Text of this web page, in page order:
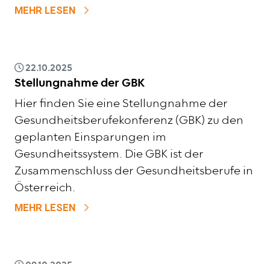
MEHR LESEN ZU VERNETZUNGSTREFFEN UND
22.10.2025
Stellungnahme der GBK
Hier finden Sie eine Stellungnahme der
Gesundheitsberufekonferenz (GBK) zu den
geplanten Einsparungen im
Gesundheitssystem. Die GBK ist der
Zusammenschluss der Gesundheitsberufe in
Österreich.
MEHR LESEN ZU STELLUNGNAHME DER GBK